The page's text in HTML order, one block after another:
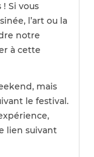
Si vous
l’art ou la
notre
à cette
mais
le festival.
lien suivant